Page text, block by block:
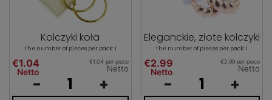
Kolczyki koła
The number of pieces per pack: 1
€1.04
Netto
€1.04 per piece
Netto
- +
Eleganckie, złote kolczyki
The number of pieces per pack: 1
€2.99
Netto
€2.99 per piece
Netto
- +